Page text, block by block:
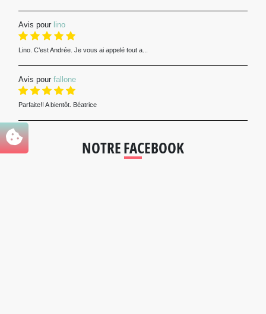
Avis pour lino
Lino. C’est Andrée. Je vous ai appelé tout a...
Avis pour fallone
Parfaite!! A bientôt. Béatrice
NOTRE FACEBOOK